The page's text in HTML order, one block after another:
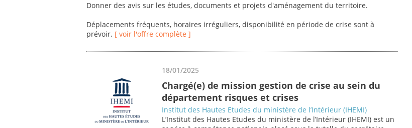
Donner des avis sur les études, documents et projets d'aménagement du territoire.
Déplacements fréquents, horaires irréguliers, disponibilité en période de crise sont à
prévoir. [ voir l'offre complète ]
18/01/2025
Chargé(e) de mission gestion de crise au sein du
département risques et crises
Institut des Hautes Etudes du ministère de l’Intérieur (IHEMI)
L’Institut des Hautes Etudes du ministère de l’Intérieur (IHEMI) est un